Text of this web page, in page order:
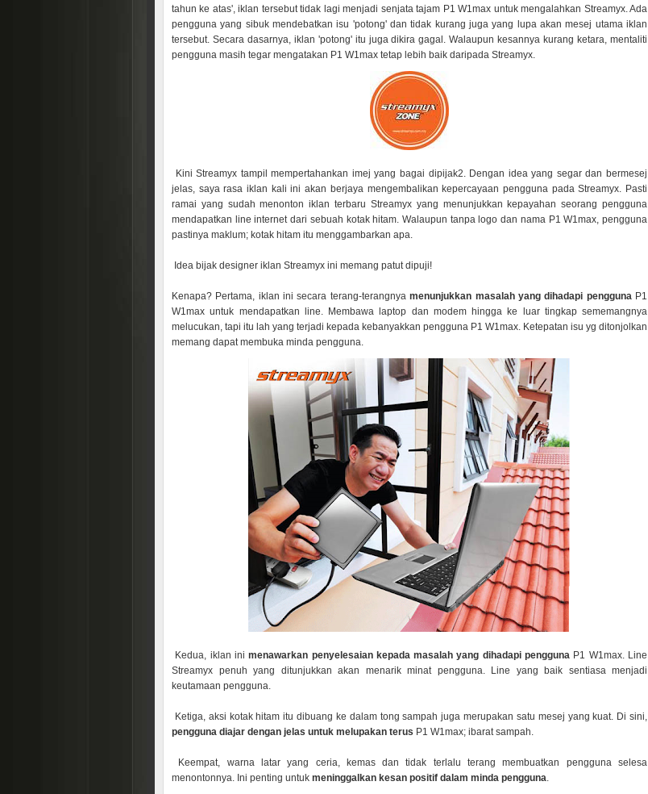
tahun ke atas', iklan tersebut tidak lagi menjadi senjata tajam P1 W1max untuk mengalahkan Streamyx. Ada
pengguna yang sibuk mendebatkan isu 'potong' dan tidak kurang juga yang lupa akan mesej utama iklan
tersebut. Secara dasarnya, iklan 'potong' itu juga dikira gagal. Walaupun kesannya kurang ketara, mentaliti
pengguna masih tegar mengatakan P1 W1max tetap lebih baik daripada Streamyx.
Kini Streamyx tampil mempertahankan imej yang bagai dipijak2. Dengan idea yang segar dan bermesej
jelas, saya rasa iklan kali ini akan berjaya mengembalikan kepercayaan pengguna pada Streamyx. Pasti
ramai yang sudah menonton iklan terbaru Streamyx yang menunjukkan kepayahan seorang pengguna
mendapatkan line internet dari sebuah kotak hitam. Walaupun tanpa logo dan nama P1 W1max, pengguna
pastinya maklum; kotak hitam itu menggambarkan apa.
Idea bijak designer iklan Streamyx ini memang patut dipuji!
Kenapa? Pertama, iklan ini secara terang-terangnyamenunjukkan masalah yang dihadapi penggunaP1
W1max untuk mendapatkan line. Membawa laptop dan modem hingga ke luar tingkap sememangnya
melucukan, tapi itu lah yang terjadi kepada kebanyakkan pengguna P1 W1max. Ketepatan isu yg ditonjolkan
memang dapat membuka minda pengguna.
Kedua, iklan inimenawarkan penyelesaian kepada masalah yang dihadapi pengguna P1 W1max. Line
Streamyx penuh yang ditunjukkan akan menarik minat pengguna. Line yang baik sentiasa menjadi
keutamaan pengguna.
Ketiga, aksi kotak hitam itu dibuang ke dalam tong sampah juga merupakan satu mesej yang kuat. Di sini,
pengguna diajar dengan jelas untuk melupakan terus P1 W1max; ibarat sampah.
Keempat, warna latar yang ceria, kemas dan tidak terlalu terang membuatkan pengguna selesa
menontonnya. Ini penting untuk meninggalkan kesan positif dalam minda pengguna.